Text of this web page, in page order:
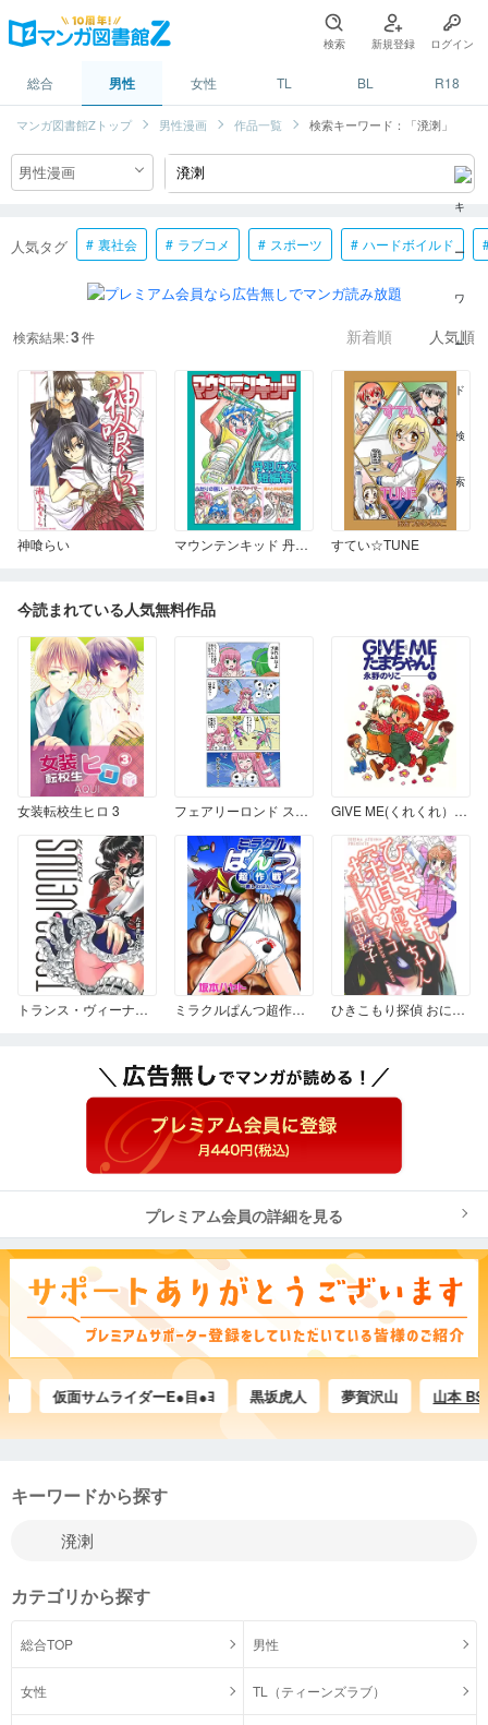
検索 新規登録 ログイン
総合 男性 女性 TL BL R18
マンガ図書館Zトップ 男性漫画 作品一覧 検索キーワード：「溌溂」
人気タグ 裏社会 ラブコメ スポーツ ハードボイルド
検索結果:3件 新着順 人気順
神喰らい マウンテンキッド 丹羽広次短篇集 すてい☆TUNE
今読まれている人気無料作品
女装転校生ヒロ 3 フェアリーロンド ストーリーAct１～Aｃｔ３ GIVE ME(くれくれ）たまちゃん！ 下巻
トランス・ヴィーナス 2 ミラクルぱんつ超作戦 ミラクルぱんつ超作戦2〜癒しのパンツ〜 ひきこもり探偵 おにいちゃんとマコ
プレミアム会員の詳細を見る
仮面サムライダーE●目●ﾖ 黒坂虎人 夢賀沢山 山本 BSD
キーワードから探す
カテゴリから探す
総合TOP 男性
女性 TL（ティーンズラブ）